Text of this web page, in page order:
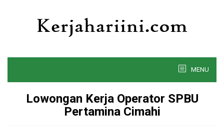
MENU
Lowongan Kerja Operator SPBU
Pertamina Cimahi